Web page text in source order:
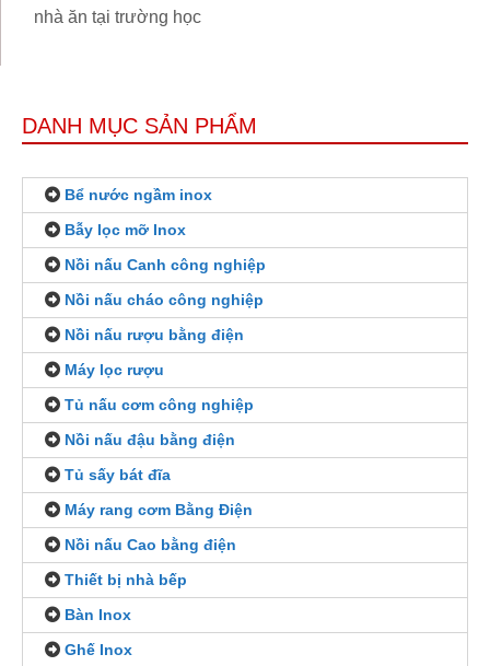
nhà ăn tại trường học
DANH MỤC SẢN PHẨM
Bể nước ngầm inox
Bẫy lọc mỡ Inox
Nồi nấu Canh công nghiệp
Nồi nấu cháo công nghiệp
Nồi nấu rượu bằng điện
Máy lọc rượu
Tủ nấu cơm công nghiệp
Nồi nấu đậu bằng điện
Tủ sấy bát đĩa
Máy rang cơm Bằng Điện
Nồi nấu Cao bằng điện
Thiết bị nhà bếp
Bàn Inox
Ghế Inox